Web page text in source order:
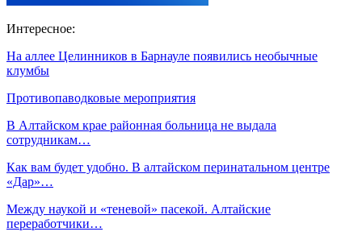
Интересное:
На аллее Целинников в Барнауле появились необычные
клумбы
Противопаводковые мероприятия
В Алтайском крае районная больница не выдала
сотрудникам…
Как вам будет удобно. В алтайском перинатальном центре
«Дар»…
Между наукой и «теневой» пасекой. Алтайские
переработчики…